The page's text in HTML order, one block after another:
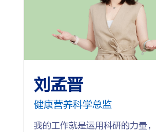
刘孟晋
健康营养科学总监
我的工作就是运用科研的力量